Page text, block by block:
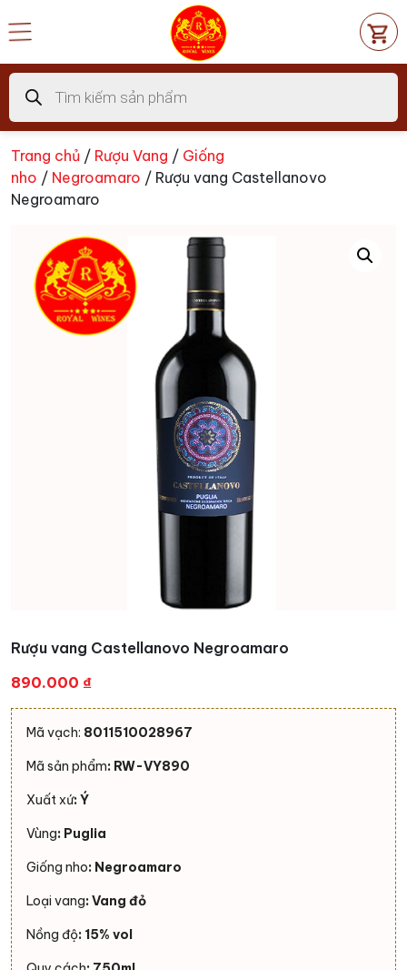
đến
dung
Tìm
kiếm
sản
phẩm
Trang chủ / Rượu Vang / Giống
nho / Negroamaro / Rượu vang Castellanovo
Negroamaro
Rượu vang Castellanovo Negroamaro
890.000 ₫
Mã vạch: 8011510028967
Mã sản phẩm: RW-VY890
Xuất xứ: Ý
Vùng: Puglia
Giống nho: Negroamaro
Loại vang: Vang đỏ
Nồng độ: 15% vol